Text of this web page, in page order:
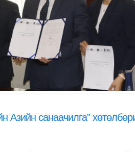
Азийн санаачилга”